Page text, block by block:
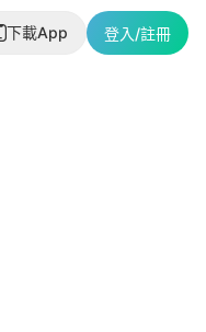
下載App 登入/註冊